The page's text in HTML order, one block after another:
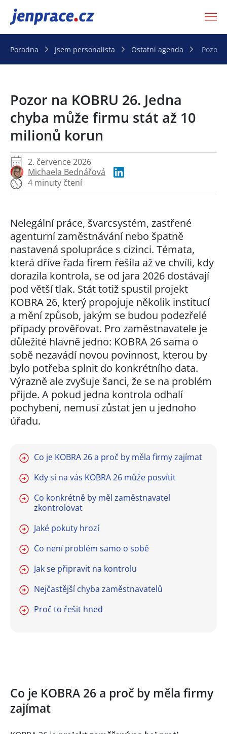
JenPráce.cz
Poradna Jsem personalista Ostatní agenda Pozor
Pozor na KOBRU 26. Jedna
chyba může firmu stát až 10
milionů korun
2. července 2026
Michaela Bednářová
4 minuty čtení
Nelegální práce, švarcsystém, zastřené
agenturní zaměstnávání nebo špatně
nastavená spolupráce s cizinci. Témata,
která dříve řada firem řešila až ve chvíli, kdy
dorazila kontrola, se od jara 2026 dostávají
pod větší tlak. Stát totiž spustil projekt
KOBRA 26, který propojuje několik institucí
a mění způsob, jakým se budou podezřelé
případy prověřovat. Pro zaměstnavatele je
důležité hlavně jedno: KOBRA 26 sama o
sobě nezavádí novou povinnost, kterou by
bylo potřeba splnit do konkrétního data.
Výrazně ale zvyšuje šanci, že se na problém
přijde. A pokud jedna kontrola odhalí
pochybení, nemusí zůstat jen u jednoho
úřadu.
Co je KOBRA 26 a proč by měla firmy zajímat
Kdy si na vás KOBRA 26 může posvítit
Co konkrétně by měl zaměstnavatel
zkontrolovat
Jaké pokuty hrozí
Co není problém samo o sobě
Jak se připravit na kontrolu
Nejčastější chyba zaměstnavatelů
Proč to řešit hned
Co je KOBRA 26 a proč by měla firmy
zajímat